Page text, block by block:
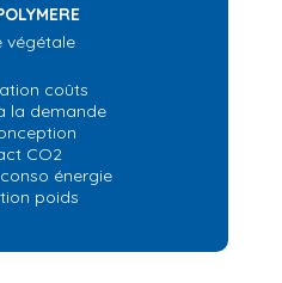
végétale
coûts
la demande
CO2
énergie
poids